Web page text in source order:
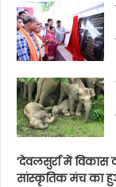
’देवलसुर्रा में
सांस्कृतिक मंच का हुआ